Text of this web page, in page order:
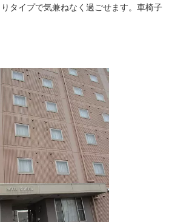
タイプで気兼ねなく過ごせます。車椅子